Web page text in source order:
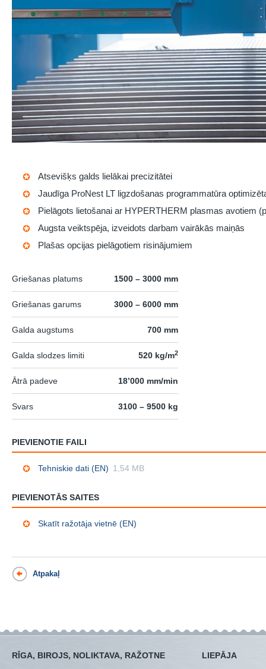
Atsevišķs galds lielākai precizitātei
Jaudīga ProNest LT ligzdošanas programmatūra
Pielāgots lietošanai ar HYPERTHERM plasmas avotiem
Augsta veiktspēja, izveidots darbam vairākās maiņās
Plašas opcijas pielāgotiem risinājumiem
Griešanas platums 1500 – 3000 mm
Griešanas garums 3000 – 6000 mm
Galda augstums 700 mm
Galda slodzes limiti 520 kg/m2
Ātrā padeve 18’000 mm/min
Svars 3100 – 9500 kg
PIEVIENOTIE FAILI
Tehniskie dati (EN) 1,54 MB
PIEVIENOTĀS SAITES
Skatīt ražotāja vietnē (EN)
Atpakaļ
RĪGA, BIROJS, NOLIKTAVA, RAŽOTNE LIEPĀJA